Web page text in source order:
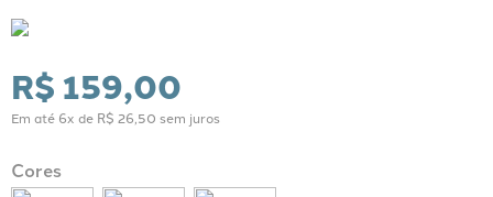
R$ 159,00
Em até 6x de R$ 26 50 sem juros
Cores